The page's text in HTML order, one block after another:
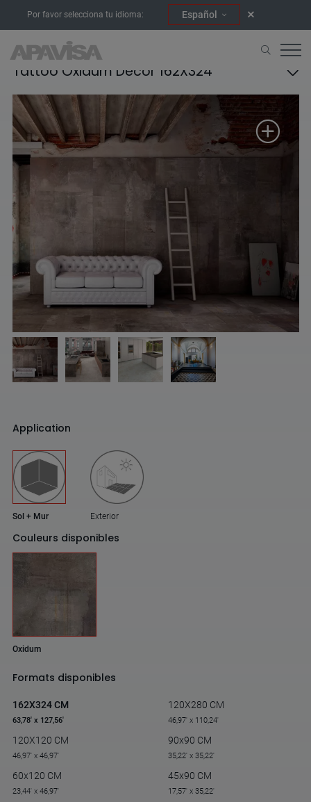
Por favor selecciona tu idioma: Español
Tattoo Oxidum Decor 162X324
Application
Sol + Mur Exterior
Couleurs disponibles
Oxidum
Formats disponibles
162X324 CM
63,78' x 127,56'
120X280 CM
46,97' x 110,24'
120X120 CM
46,97' x 46,97'
90x90 CM
35,22' x 35,22'
60x120 CM
23,44' x 46,97'
45x90 CM
17,57' x 35,22'